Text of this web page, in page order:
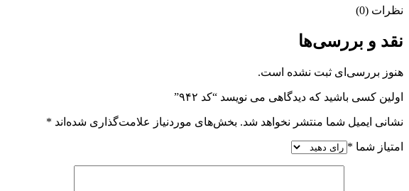
نظرات (0)
نقد و بررسی‌ها
هنوز بررسی‌ای ثبت نشده است.
اولین کسی باشید که دیدگاهی می نویسد “کد ۹۴۲”
نشانی ایمیل شما منتشر نخواهد شد. بخش‌های موردنیاز علامت‌گذاری شده‌اند *
امتیاز شما *